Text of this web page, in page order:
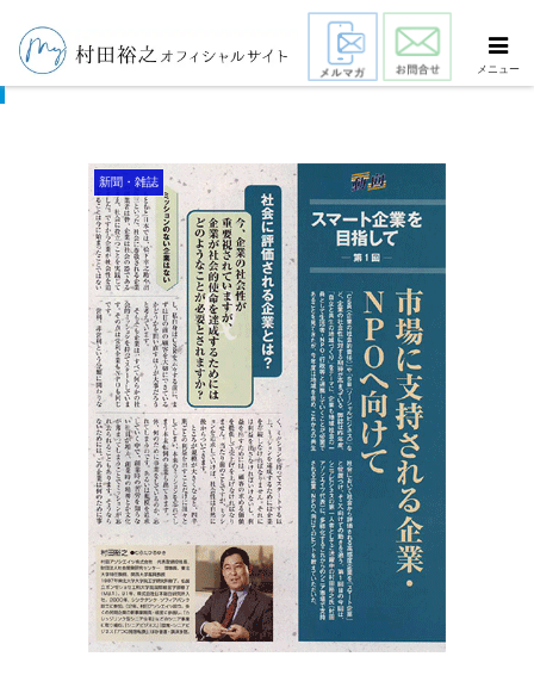
市場に支持される企業・NPOへ向けて
新聞・雑誌
メニュー